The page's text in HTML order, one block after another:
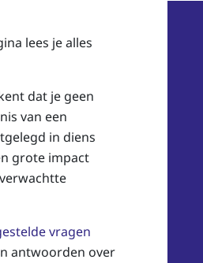
lees je alles
dat je geen
van een
in diens
grote impact
vragen
antwoorden over